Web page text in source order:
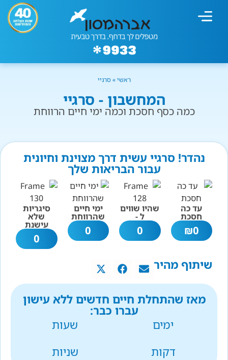
ראשי» סרגיי
המחשבון - סרגיי
כמה כסף חסכת וכמה ימי חיים הרווחת
נהדר! סרגיי עשית דרך מצוינת וחיונית
עבור הבריאות שלך
עד כה
חסכת
0
₪
שהיו שווים
ל -
0
ימי חיים
שהרווחת
0
סיגריות
שלא
עישנת
0
שיתוף מהיר
מאז שהתחלת חיים חדשים ללא עישון
עברו כבר:
ימים
שעות
דקות
שניות